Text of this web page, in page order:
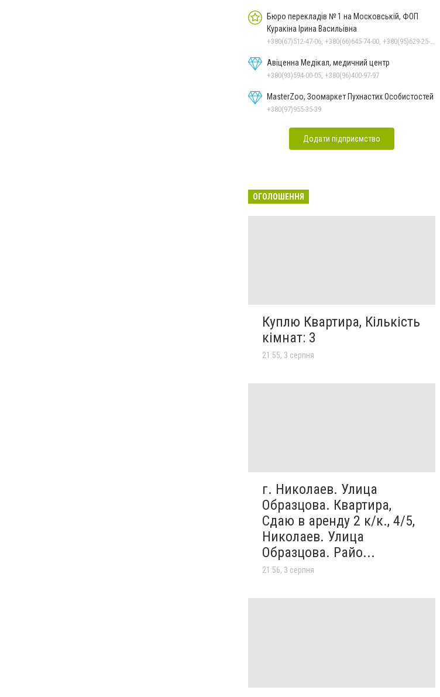
Бюро перекладів № 1 на Московській, ФОП
Куракіна Ірина Васильівна
Авіценна Медікал, медичний центр
+380(93)594-00-05, +380(96)400-97-97
MasterZoo, Зоомаркет Пухнастих Особистостей
+380(97)955-35-39
Додати підприємство
ОГОЛОШЕННЯ
Куплю Квартира, Кількість
кімнат: 3
21:55, 3 серпня
г. Николаев. Улица
Образцова. Квартира,
Сдаю в аренду 2 к/к., 4/5,
Николаев. Улица
Образцова. Райо...
21:56, 3 серпня